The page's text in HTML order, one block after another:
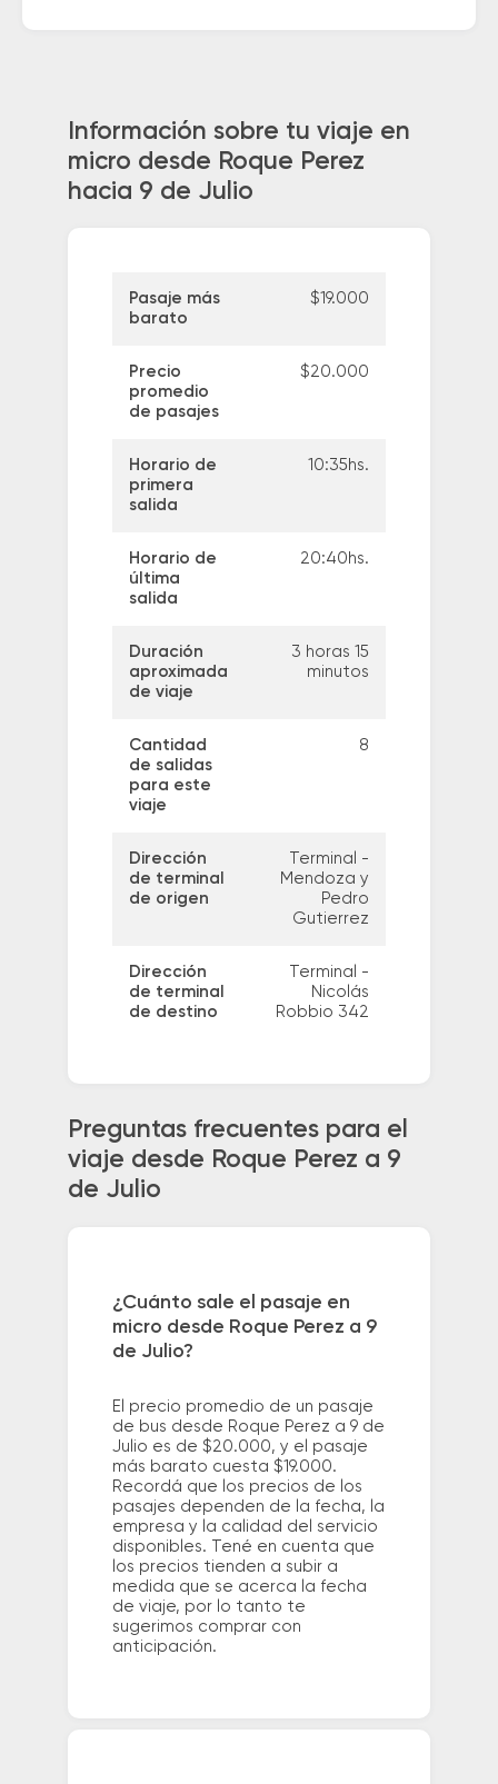
Información sobre tu viaje en
micro desde Roque Perez
hacia 9 de Julio
Pasaje más
barato
$19.000
Precio
promedio
de pasajes
$20.000
Horario de
primera
salida
10:35hs.
Horario de
última
salida
20:40hs.
Duración
aproximada
de viaje
3 horas 15
minutos
Cantidad
de salidas
para este
viaje
8
Dirección
de terminal
de origen
Terminal -
Mendoza y
Pedro
Gutierrez
Dirección
de terminal
de destino
Terminal -
Nicolás
Robbio 342
Preguntas frecuentes para el
viaje desde Roque Perez a 9
de Julio
¿Cuánto sale el pasaje en
micro desde Roque Perez a 9
de Julio?
El precio promedio de un pasaje
de bus desde Roque Perez a 9 de
Julio es de $20.000, y el pasaje
más barato cuesta $19.000.
Recordá que los precios de los
pasajes dependen de la fecha, la
empresa y la calidad del servicio
disponibles. Tené en cuenta que
los precios tienden a subir a
medida que se acerca la fecha
de viaje, por lo tanto te
sugerimos comprar con
anticipación.